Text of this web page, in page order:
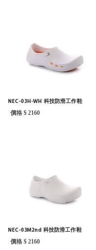
NEC-03H-WH 科技防滑工作鞋
價格 $ 2160
NEC-03M2nd 科技防滑工作鞋
價格 $ 2160